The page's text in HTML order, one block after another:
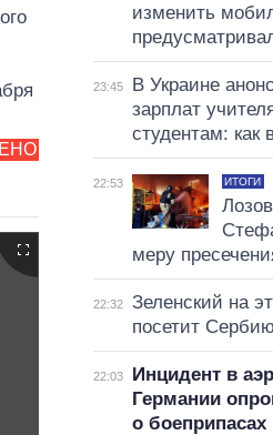
изменить
23:45
В Украине
зарплат
студентам: как
22:53 ИТОГИ
меру
22:32
Зеленский на
посетит Сербию
22:03
Инцидент в
Германии
о боеприпасах